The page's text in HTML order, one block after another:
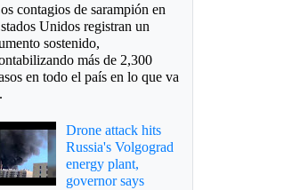
contagios de sarampión en
Unidos registran un
sostenido,
más de 2,300
en todo el país en lo que va
Drone attack hits
Russia's Volgograd
energy plant,
governor says